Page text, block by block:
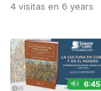
4 visitas en 6 years
6:45